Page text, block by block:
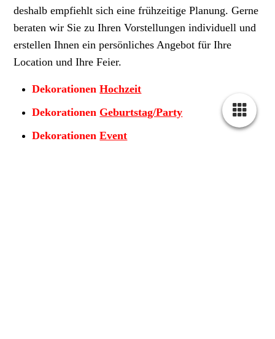
deshalb empfiehlt sich eine frühzeitige Planung.Gerne
beraten wir Sie zu Ihren Vorstellungen individuell und
erstellen Ihnen ein persönliches Angebot für Ihre
Location und Ihre Feier.
DekorationenHochzeit
Dekorationen Geburtstag/Party
DekorationenEvent